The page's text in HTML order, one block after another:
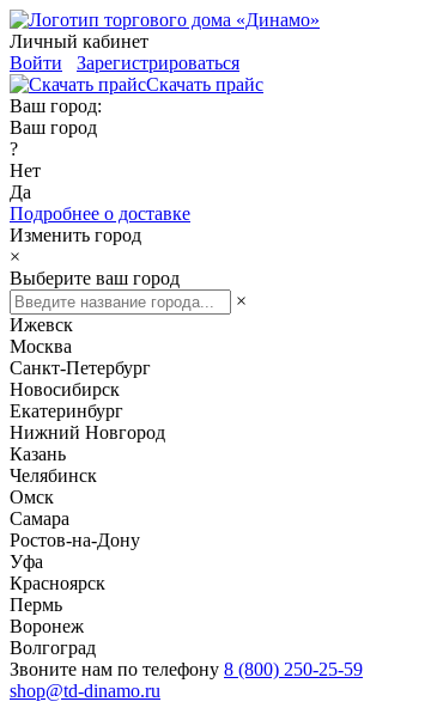
Личный кабинет
Войти
Зарегистрироваться
Скачать прайс
Ваш город:
Ваш город
?
Нет
Да
Подробнее о доставке
Изменить город
×
Выберите ваш город
×
Ижевск
Москва
Санкт-Петербург
Новосибирск
Екатеринбург
Нижний Новгород
Казань
Челябинск
Омск
Самара
Ростов-на-Дону
Уфа
Красноярск
Пермь
Воронеж
Волгоград
Звоните нам по телефону 8 (800) 250-25-59
shop@td-dinamo.ru